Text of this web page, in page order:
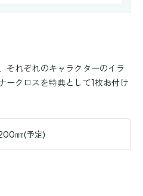
それぞれのキャラクターのイラ
ークロスを特典として1枚お付け
㎜(予定)